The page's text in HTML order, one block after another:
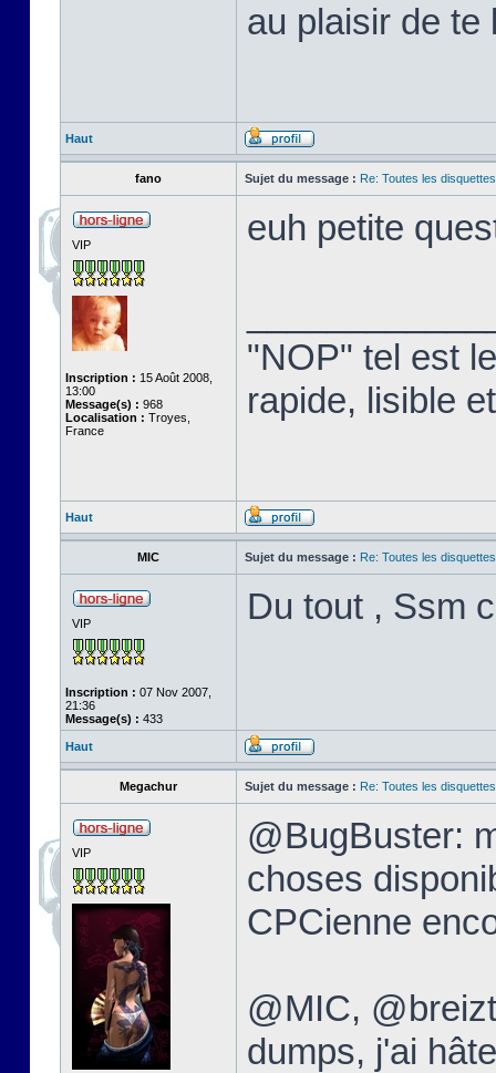
au plaisir de te
Haut
fano Sujet du message : Re: Toutes les
VIP
Inscription : 15 Août 2008,
13:00
Message(s) : 968
Localisation : Troyes,
France
euh petite
"NOP" tel est
rapide, lisible
Haut
MIC Sujet du message : Re: Toutes les
VIP
Inscription : 07 Nov 2007,
21:36
Message(s) : 433
Du tout , Ssm
Haut
Megachur Sujet du message : Re: Toutes les
VIP
@BugBuster:
choses
CPCienne
@MIC,
dumps, j'ai